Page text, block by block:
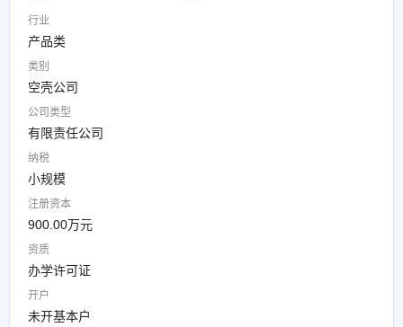
行业
产品类
类别
空壳公司
公司类型
有限责任公司
纳税
小规模
注册资本
900.00万元
资质
办学许可证
开户
未开基本户